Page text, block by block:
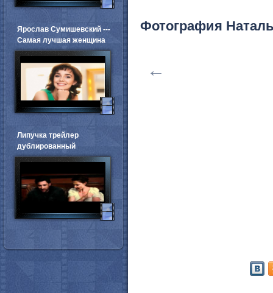
Фотография
←
Ярослав Сумишевский ---
Самая лучшая женщина
Липучка трейлер
дублированный